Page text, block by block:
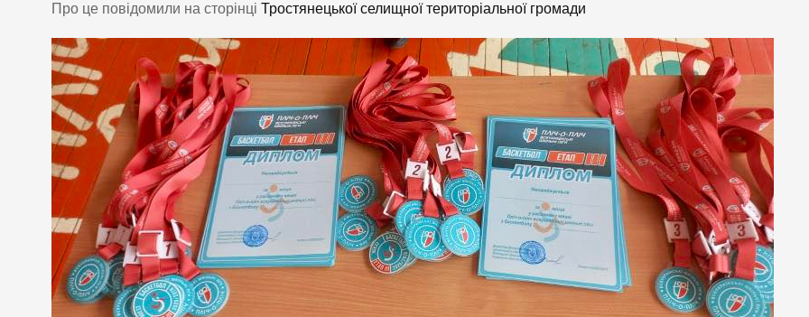
Про це повідомили на сторінці Тростянецької селищної територіальної громади